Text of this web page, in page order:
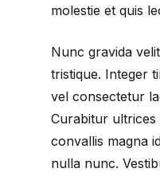
molestie et quis
Nunc gravida
tristique. Integer
vel consectetur
Curabitur ultrices
convallis magna
nulla nunc.